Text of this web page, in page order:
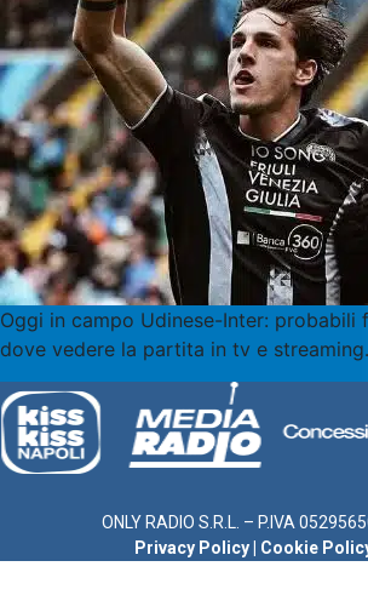
Oggi in campo Udinese-Inter: probabili
dove vedere la partita in tv e streaming.
ONLY RADIO S.R.L. – P.IVA
Privacy Policy
Cookie